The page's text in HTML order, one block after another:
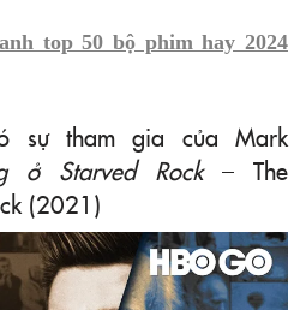
top 50 bộ phim hay 2024
sự tham gia của Mark
ở Starved Rock– The
(2021)